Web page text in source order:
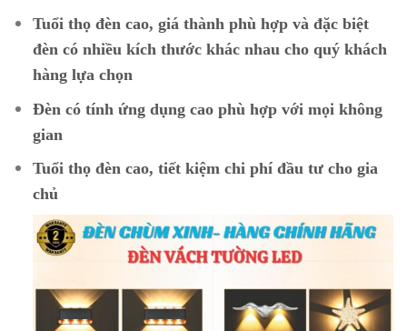
Tuổi thọ đèn cao, giá thành phù hợp và đặc biệt
đèn có nhiều kích thước khác nhau cho quý khách
hàng lựa chọn
Đèn có tính ứng dụng cao phù hợp với mọi không
gian
Tuổi thọ đèn cao, tiết kiệm chi phí đầu tư cho gia
chủ